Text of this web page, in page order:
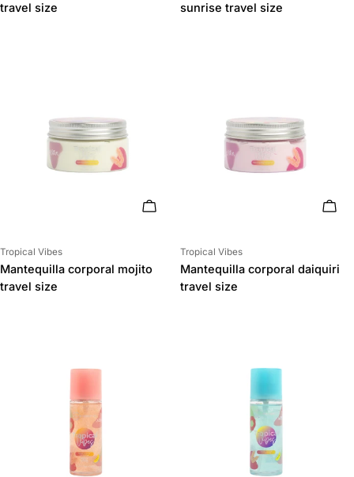
travel size
sunrise travel size
AÑADIR AL CARRITO
Proveedor:
Tropical Vibes
Mantequilla corporal mojito
travel size
Proveedor:
Tropical Vibes
Mantequilla corporal daiquiri
travel size